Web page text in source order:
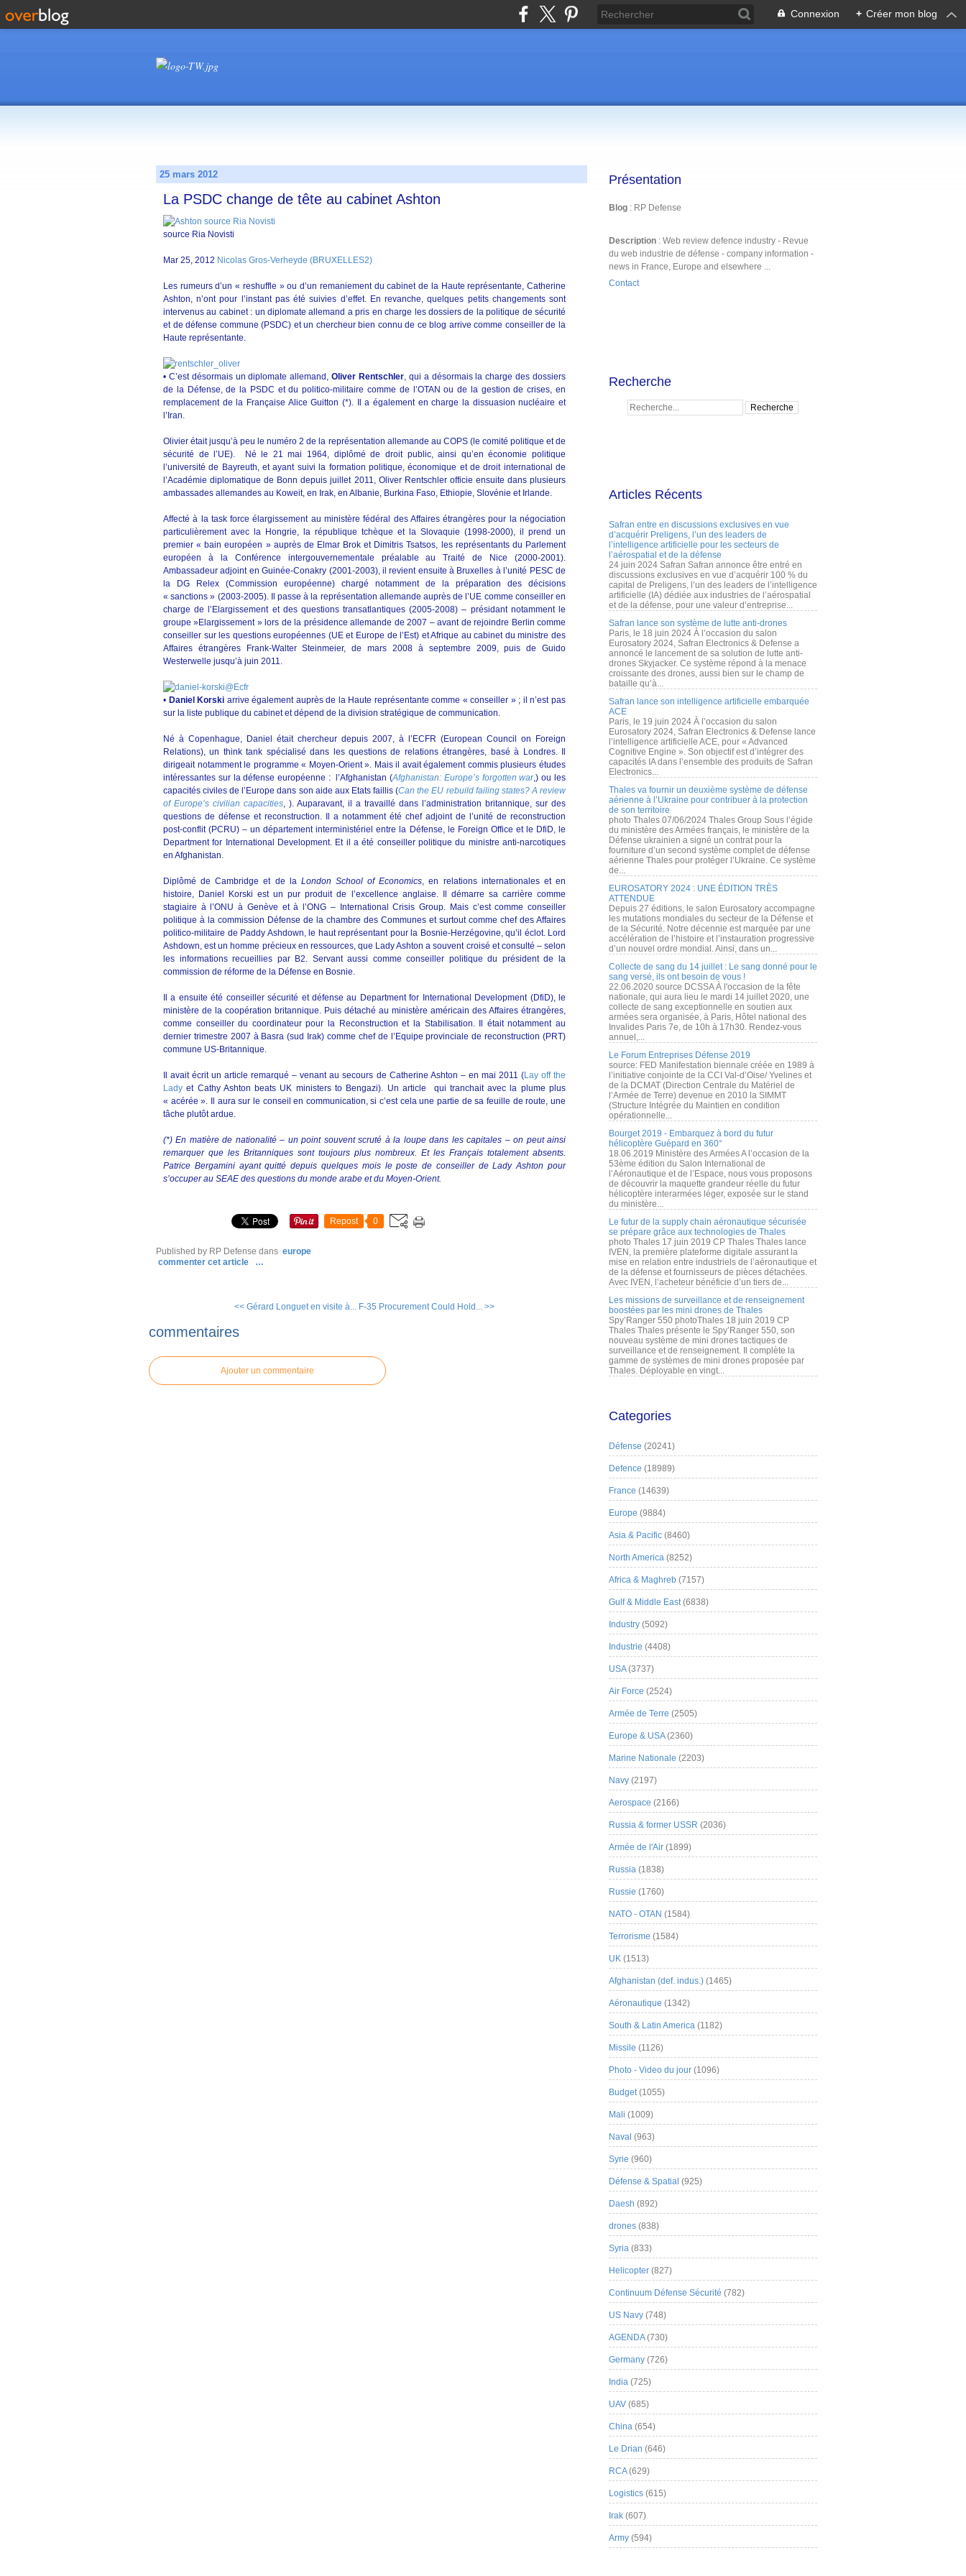
Connexion + Créer mon blog
25 mars 2012
La PSDC change de tête au cabinet Ashton
source Ria Novisti
Mar 25, 2012 Nicolas Gros-Verheyde (BRUXELLES2)
Les rumeurs d’un « reshuffle » ou d’un remaniement du cabinet de la Haute représentante, Catherine
Ashton, n’ont pour l’instant pas été suivies d’effet. En revanche, quelques petits changements sont
intervenus au cabinet : un diplomate allemand a pris en charge les dossiers de la politique de sécurité
et de défense commune (PSDC) et un chercheur bien connu de ce blog arrive comme conseiller de la
Haute représentante.
• C’est désormais un diplomate allemand,Oliver Rentschler, qui a désormais la charge des dossiers
de la Défense, de la PSDC et du politico-militaire comme de l’OTAN ou de la gestion de crises, en
remplacement de la Française Alice Guitton (*). Il a également en charge la dissuasion nucléaire et
l’Iran.
Olivier était jusqu’à peu le numéro 2 de la représentation allemande au COPS (le comité politique et de
sécurité de l’UE). Né le 21 mai 1964, diplômé de droit public, ainsi qu’en économie politique
l’université de Bayreuth, et ayant suivi la formation politique, économique et de droit international de
l’Académie diplomatique de Bonn depuis juillet 2011, Oliver Rentschler officie ensuite dans plusieurs
ambassades allemandes au Koweit, en Irak, en Albanie, Burkina Faso, Ethiopie, Slovénie et Irlande.
Affecté à la task force élargissement au ministère fédéral des Affaires étrangères pour la négociation
particulièrement avec la Hongrie, la république tchèque et la Slovaquie (1998-2000), il prend un
premier « bain européen » auprès de Elmar Brok et Dimitris Tsatsos, les représentants du Parlement
européen à la Conférence intergouvernementale préalable au Traité de Nice (2000-2001).
Ambassadeur adjoint en Guinée-Conakry (2001-2003), il revient ensuite à Bruxelles à l’unité PESC de
la DG Relex (Commission européenne) chargé notamment de la préparation des décisions
« sanctions » (2003-2005). Il passe à la représentation allemande auprès de l’UE comme conseiller en
charge de l’Elargissement et des questions transatlantiques (2005-2008) – présidant notamment le
groupe »Elargissement » lors de la présidence allemande de 2007 – avant de rejoindre Berlin comme
conseiller sur les questions européennes (UE et Europe de l’Est) et Afrique au cabinet du ministre des
Affaires étrangères Frank-Walter Steinmeier, de mars 2008 à septembre 2009, puis de Guido
Westerwelle jusqu’à juin 2011.
• Daniel Korski arrive également auprès de la Haute représentante comme « conseiller » ; il n’est pas
sur la liste publique du cabinet et dépend de la division stratégique de communication.
Né à Copenhague, Daniel était chercheur depuis 2007, à l’ECFR (European Council on Foreign
Relations), un think tank spécialisé dans les questions de relations étrangères, basé à Londres. Il
dirigeait notamment le programme « Moyen-Orient ». Mais il avait également commis plusieurs études
intéressantes sur la défense européenne : l’Afghanistan (Afghanistan: Europe’s forgotten war,) ou les
capacités civiles de l’Europe dans son aide aux Etats faillis (Can the EU rebuild failing states? A review
of Europe’s civilian capacities, ). Auparavant, il a travaillé dans l’administration britannique, sur des
questions de défense et reconstruction. Il a notamment été chef adjoint de l’unité de reconstruction
post-conflit (PCRU) – un département interministériel entre la Défense, le Foreign Office et le DfiD, le
Department for International Development. Et il a été conseiller politique du ministre anti-narcotiques
en Afghanistan.
Diplômé de Cambridge et de la London School of Economics, en relations internationales et en
histoire, Daniel Korski est un pur produit de l’excellence anglaise. Il démarre sa carrière comme
stagiaire à l’ONU à Genève et à l’ONG – International Crisis Group. Mais c’est comme conseiller
politique à la commission Défense de la chambre des Communes et surtout comme chef des Affaires
politico-militaire de Paddy Ashdown, le haut représentant pour la Bosnie-Herzégovine, qu’il éclot. Lord
Ashdown, est un homme précieux en ressources, que Lady Ashton a souvent croisé et consulté – selon
les informations recueillies par B2. Servant aussi comme conseiller politique du président de la
commission de réforme de la Défense en Bosnie.
Il a ensuite été conseiller sécurité et défense au Department for International Development (DfiD), le
ministère de la coopération britannique. Puis détaché au ministère américain des Affaires étrangères,
comme conseiller du coordinateur pour la Reconstruction et la Stabilisation. Il était notamment au
dernier trimestre 2007 à Basra (sud Irak) comme chef de l’Equipe provinciale de reconstruction (PRT)
commune US-Britannique.
Il avait écrit un article remarqué – venant au secours de Catherine Ashton – en mai 2011 (Lay off the
Lady et Cathy Ashton beats UK ministers to Bengazi). Un article qui tranchait avec la plume plus
« acérée ». Il aura sur le conseil en communication, si c’est cela une partie de sa feuille de route, une
tâche plutôt ardue.
(*) En matière de nationalité – un point souvent scruté à la loupe dans les capitales – on peut ainsi
remarquer que les Britanniques sont toujours plus nombreux. Et les Français totalement absents.
Patrice Bergamini ayant quitté depuis quelques mois le poste de conseiller de Lady Ashton pour
s’occuper au SEAE des questions du monde arabe et du Moyen-Orient.
Repost 0
Published by RP Defense dans europe
commenter cet article
…
<< Gérard Longuet en visite à... F-35 Procurement Could Hold... >>
commentaires
Ajouter un commentaire
Présentation
Blog : RP Defense
Description : Web review defence industry - Revue
du web industrie de défense - company information -
news in France, Europe and elsewhere ...
Contact
Recherche
Articles Récents
Safran entre en discussions exclusives en vue
d’acquérir Preligens, l’un des leaders de
l’intelligence artificielle pour les secteurs de
l’aérospatial et de la défense
24 juin 2024 Safran Safran annonce être entré en
discussions exclusives en vue d’acquérir 100 % du
capital de Preligens, l’un des leaders de l’intelligence
artificielle (IA) dédiée aux industries de l’aérospatial
et de la défense, pour une valeur d’entreprise...
Safran lance son système de lutte anti-drones
Paris, le 18 juin 2024 À l’occasion du salon
Eurosatory 2024, Safran Electronics & Defense a
annoncé le lancement de sa solution de lutte anti-
drones Skyjacker. Ce système répond à la menace
croissante des drones, aussi bien sur le champ de
bataille qu’à...
Safran lance son intelligence artificielle embarquée
ACE
Paris, le 19 juin 2024 À l’occasion du salon
Eurosatory 2024, Safran Electronics & Defense lance
l’intelligence artificielle ACE, pour « Advanced
Cognitive Engine ». Son objectif est d’intégrer des
capacités IA dans l’ensemble des produits de Safran
Electronics...
Thales va fournir un deuxième système de défense
aérienne à l’Ukraine pour contribuer à la protection
de son territoire
photo Thales 07/06/2024 Thales Group Sous l’égide
du ministère des Armées français, le ministère de la
Défense ukrainien a signé un contrat pour la
fourniture d’un second système complet de défense
aérienne Thales pour protéger l’Ukraine. Ce système
de...
EUROSATORY 2024 : UNE ÉDITION TRÈS
ATTENDUE
Depuis 27 éditions, le salon Eurosatory accompagne
les mutations mondiales du secteur de la Défense et
de la Sécurité. Notre décennie est marquée par une
accélération de l’histoire et l’instauration progressive
d’un nouvel ordre mondial. Ainsi, dans un...
Collecte de sang du 14 juillet : Le sang donné pour le
sang versé, ils ont besoin de vous !
22.06.2020 source DCSSA À l'occasion de la fête
nationale, qui aura lieu le mardi 14 juillet 2020, une
collecte de sang exceptionnelle en soutien aux
armées sera organisée, à Paris, Hôtel national des
Invalides Paris 7e, de 10h à 17h30. Rendez-vous
annuel,...
Le Forum Entreprises Défense 2019
source: FED Manifestation biennale créée en 1989 à
l’initiative conjointe de la CCI Val-d’Oise/ Yvelines et
de la DCMAT (Direction Centrale du Matériel de
l’Armée de Terre) devenue en 2010 la SIMMT
(Structure Intégrée du Maintien en condition
opérationnelle...
Bourget 2019 - Embarquez à bord du futur
hélicoptère Guépard en 360°
18.06.2019 Ministère des Armées A l’occasion de la
53ème édition du Salon International de
l’Aéronautique et de l’Espace, nous vous proposons
de découvrir la maquette grandeur réelle du futur
hélicoptère interarmées léger, exposée sur le stand
du ministère...
Le futur de la supply chain aéronautique sécurisée
se prépare grâce aux technologies de Thales
photo Thales 17 juin 2019 CP Thales Thales lance
IVEN, la première plateforme digitale assurant la
mise en relation entre industriels de l’aéronautique et
de la défense et fournisseurs de pièces détachées.
Avec IVEN, l’acheteur bénéficie d’un tiers de...
Les missions de surveillance et de renseignement
boostées par les mini drones de Thales
Spy’Ranger 550 photoThales 18 juin 2019 CP
Thales Thales présente le Spy’Ranger 550, son
nouveau système de mini drones tactiques de
surveillance et de renseignement. Il complète la
gamme de systèmes de mini drones proposée par
Thales. Déployable en vingt...
Categories
Défense (20241)
Defence (18989)
France (14639)
Europe (9884)
Asia & Pacific (8460)
North America (8252)
Africa & Maghreb (7157)
Gulf & Middle East(6838)
Industry (5092)
Industrie (4408)
USA(3737)
Air Force (2524)
Armée de Terre (2505)
Europe & USA(2360)
Marine Nationale (2203)
Navy (2197)
Aerospace (2166)
Russia & former USSR (2036)
Armée de l'Air (1899)
Russia (1838)
Russie (1760)
NATO - OTAN (1584)
Terrorisme (1584)
UK (1513)
Afghanistan (def. indus.) (1465)
Aéronautique (1342)
South & Latin America (1182)
Missile (1126)
Photo - Video du jour (1096)
Budget(1055)
Mali (1009)
Naval (963)
Syrie (960)
Défense & Spatial (925)
Daesh (892)
drones (838)
Syria (833)
Helicopter (827)
Continuum Défense Sécurité (782)
US Navy (748)
AGENDA(730)
Germany (726)
India (725)
UAV (685)
China (654)
Le Drian (646)
RCA(629)
Logistics (615)
Irak (607)
Army (594)